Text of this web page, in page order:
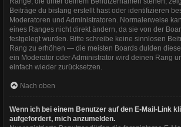
Beiträge du bislang erstellt hast oder identifizieren
Moderatoren und Administratoren. Normalerweise
eines Ranges nicht direkt ändern, da sie von der
festgelegt wurden. Bitte schreibe keine sinnlosen
Rang zu erhöhen — die meisten Boards dulden
ein Moderator oder Administrator wird deinen Rang
einfach wieder zurücksetzen.
Nach oben
Wenn ich bei einem Benutzer auf den E-Mail-Link
aufgefordert, mich anzumelden.